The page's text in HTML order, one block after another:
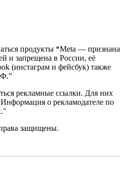
продукты *Meta — признана
и запрещена в России, её
(инстаграм и фейсбук) также
рекламные ссылки. Для них
о рекламодателе по
защищены.